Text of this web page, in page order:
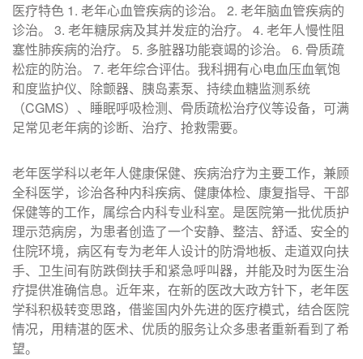
医疗特色 1. 老年心血管疾病的诊治。 2. 老年脑血管疾病的
诊治。 3. 老年糖尿病及其并发症的治疗。 4. 老年人慢性阻
塞性肺疾病的治疗。 5. 多脏器功能衰竭的诊治。 6. 骨质疏
松症的防治。 7. 老年综合评估。我科拥有心电血压血氧饱
和度监护仪、除颤器、胰岛素泵、持续血糖监测系统
（CGMS）、睡眠呼吸检测、骨质疏松治疗仪等设备，可满
足常见老年病的诊断、治疗、抢救需要。
老年医学科以老年人健康保健、疾病治疗为主要工作，兼顾
全科医学，诊治各种内科疾病、健康体检、康复指导、干部
保健等的工作，属综合内科专业科室。是医院第一批优质护
理示范病房，为患者创造了一个安静、整洁、舒适、安全的
住院环境，病区有专为老年人设计的防滑地板、走道双向扶
手、卫生间有防跌倒扶手和紧急呼叫器，并能及时为医生治
疗提供准确信息。近年来，在新的医改大政方针下，老年医
学科积极转变思路，借鉴国内外先进的医疗模式，结合医院
情况，用精湛的医术、优质的服务让众多患者重新看到了希
望。